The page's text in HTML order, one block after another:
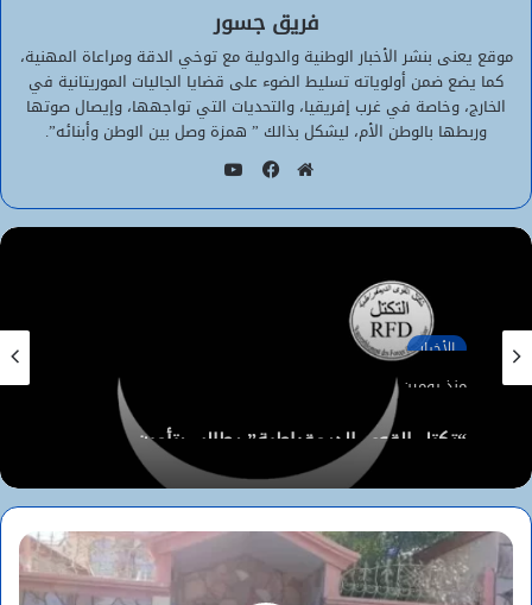
فريق جسور
موقع يعنى بنشر الأخبار الوطنية والدولية مع توخي الدقة ومراعاة المهنية،
كما يضع ضمن أولوياته تسليط الضوء على قضايا الجاليات الموريتانية في
الخارج، وخاصة في غرب إفريقيا، والتحديات التي تواجهها، وإيصال صوتها
وربطها بالوطن الأم، ليشكل بذالك ” همزة وصل بين الوطن وأبنائه”.
الويب
الأخبار
منذ يومين
لماذا لا يخشى اليمنيون حربا جديدة؟
الأخبار
منذ يومين
“تكتل القوى الديمقراطية” يطالب بتأمين
الموريتانيين في مالي ويكشف تفاصيل احتجازهم